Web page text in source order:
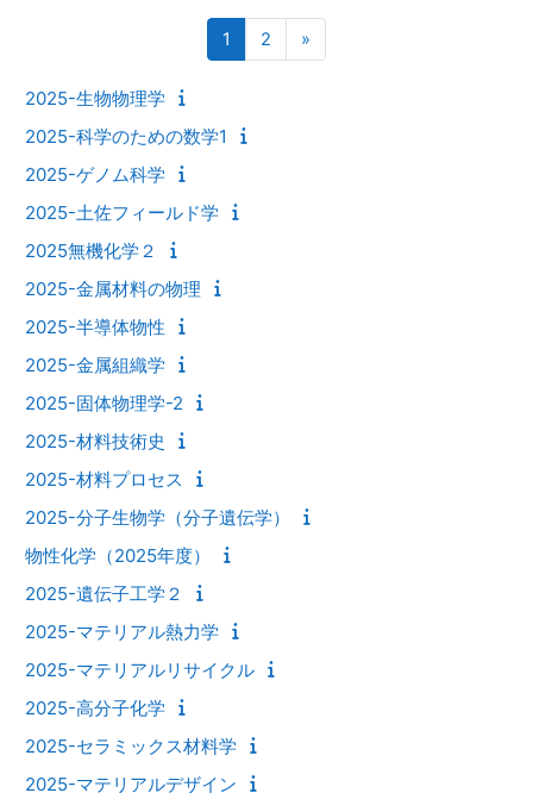
1 ページ 1
2 ページ 2
»
2025-生物物理学
2025-科学のための数学1
2025-ゲノム科学
2025-土佐フィールド学
2025無機化学２
2025-金属材料の物理
2025-半導体物性
2025-金属組織学
2025-固体物理学-2
2025-材料技術史
2025-材料プロセス
2025-分子生物学（分子遺伝学）
物性化学（2025年度）
2025-遺伝子工学２
2025-マテリアル熱力学
2025-マテリアルリサイクル
2025-高分子化学
2025-セラミックス材料学
2025-マテリアルデザイン